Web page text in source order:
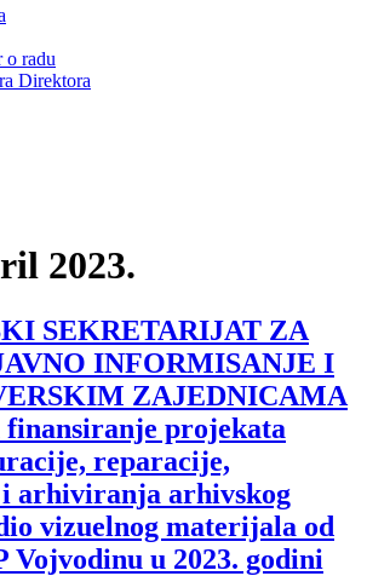
o radu
Direktora
2023.
SEKRETARIJAT ZA
INFORMISANJE I
ZAJEDNICAMA
finansiranje projekata
reparacije,
arhiviranja arhivskog
vizuelnog materijala od
Vojvodinu u 2023. godini